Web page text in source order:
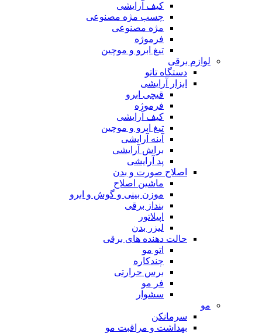
کیف آرایشی
چسب مژه مصنوعی
مژه مصنوعی
فرموژه
تیغ ابرو و موچین
لوازم برقی
دستگاه تاتو
ابزار آرایشی
قیچی ابرو
فرموژه
کیف آرایشی
تیغ ابرو و موچین
آینه آرایشی
براش آرایشی
پد آرایشی
اصلاح صورت و بدن
ماشین اصلاح
موزن بینی و گوش و ابرو
بنداز برقی
اپیلاتور
لیزر بدن
حالت دهنده های برقی
اتو مو
چندکاره
برس حرارتی
فر مو
سشوار
مو
سرمانکن
بهداشت و مراقبت مو